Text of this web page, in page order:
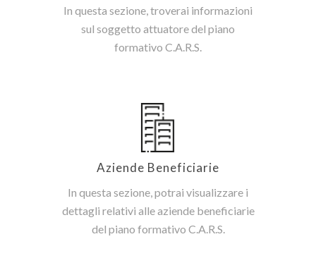
In questa sezione, troverai informazioni
sul soggetto attuatore del piano
formativo C.A.R.S.
Aziende Beneficiarie
In questa sezione, potrai visualizzare i
dettagli relativi alle aziende beneficiarie
del piano formativo C.A.R.S.